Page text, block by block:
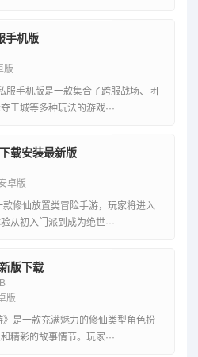
手机版
版
服手机版是一款集合了跨服战场、团
王城等多种玩法的游戏···
载安装最新版
卓版
修仙放置类冒险手游，玩家将进入
从初入门派到成为绝世···
版下载
版
是一款充满魅力的修仙类型角色扮
精彩的故事情节。玩家···